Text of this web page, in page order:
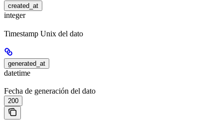
created_at
integer
Timestamp Unix del dato
generated_at
datetime
Fecha de generación del dato
200